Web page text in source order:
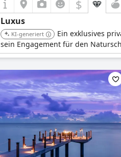
$
Luxus
KI-generiert
Ein exklusives
sein Engagement für den